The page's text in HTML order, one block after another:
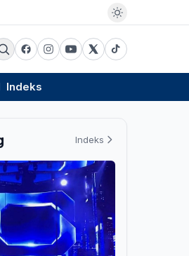
Indeks
Indeks